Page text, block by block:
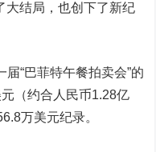
结局，也创下了新纪
“巴菲特午餐拍卖会”的
（约合人民币1.28亿
万美元纪录。